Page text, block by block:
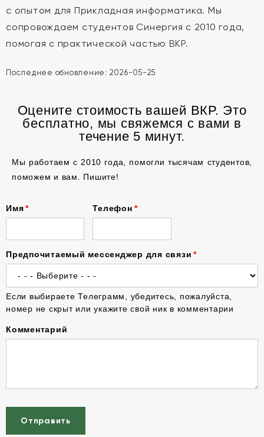
с опытом для Прикладная информатика. Мы
сопровождаем студентов Синергия с 2010 года,
помогая с практической частью ВКР.
Последнее обновление: 2026-05-25
Оцените стоимость вашей ВКР. Это
бесплатно, мы свяжемся с вами в
течение 5 минут.
Мы работаем с 2010 года, помогли тысячам студентов,
поможем и вам. Пишите!
Имя Телефон
Предпочитаемый мессенджер для связи
Если выбираете Телеграмм, убедитесь, пожалуйста,
номер не скрыт или укажите свой ник в комментарии
Комментарий
Отправить